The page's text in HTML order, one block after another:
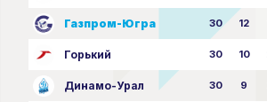
Газпром-Югра 30 12
Горький 30 10
Динамо-Урал 30 9